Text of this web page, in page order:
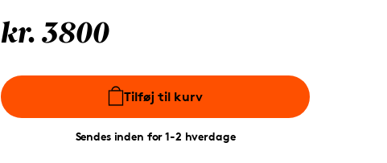
kr. 3800
Tilføj til kurv
Sendes inden for 1-2 hverdage